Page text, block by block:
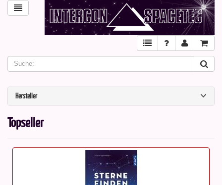
Hersteller
Topseller